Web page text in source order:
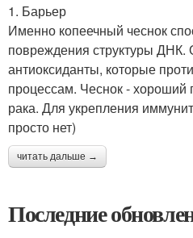
1. Барьер
Именно копеечный чеснок
повреждения структуры ДНК.
антиоксиданты, которые
процессам. Чеснок - хороший
рака. Для укрепления
просто нет)
читать дальше →
Последние